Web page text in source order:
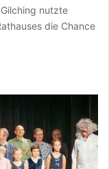
nutzte
die Chance